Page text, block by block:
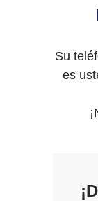
Su
es